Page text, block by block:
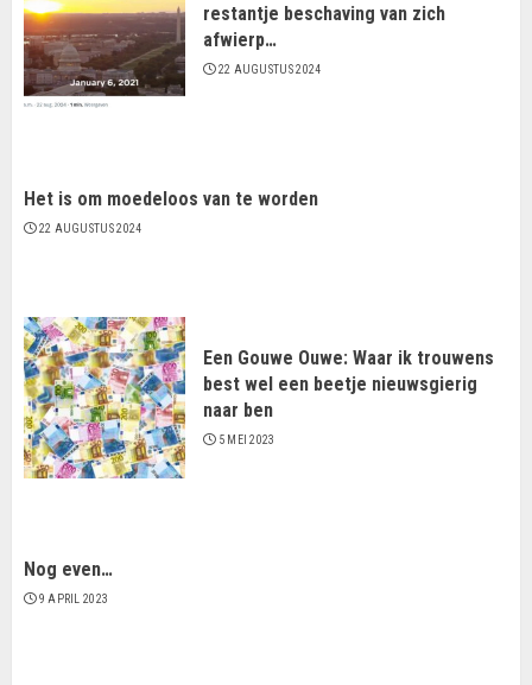
restantje beschaving van zich
afwierp…
22 AUGUSTUS 2024
Het is om moedeloos van te worden
22 AUGUSTUS 2024
Een Gouwe Ouwe: Waar ik trouwens
best wel een beetje nieuwsgierig
naar ben
5 MEI 2023
Nog even…
9 APRIL 2023